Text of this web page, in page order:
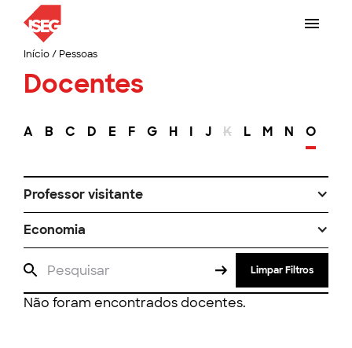
Início/ Pessoas
Docentes
A B C D E F G H I J K L M N O
Professor visitante
Economia
Limpar Filtros
Não foram encontrados docentes.